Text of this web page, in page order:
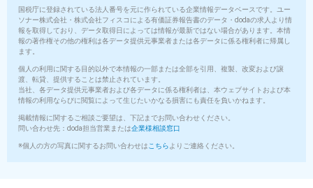
国税庁に登録されている法人番号を元に作られている企業情報データベースです。ユー
ソナー株式会社・株式会社フィスコによる有価証券報告書のデータ・dodaの求人より情
報を取得しており、データ取得日によっては情報が最新ではない場合があります。本情
報の著作権その他の権利は各データ提供元事業者または各データに係る権利者に帰属し
ます。
個人の利用に関する目的以外で本情報の一部または全部を引用、複製、改変および譲
渡、転貸、提供することは禁止されています。
当社、各データ提供元事業者および各データに係る権利者は、本ウェブサイトおよび本
情報の利用ならびに閲覧によって生じたいかなる損害にも責任を負いかねます。
掲載情報に関するご相談ご要望は、下記までお問い合わせください。
問い合わせ先：doda担当営業または企業様相談窓口
※個人の方の写真に関するお問い合わせは こちら よりご連絡ください。